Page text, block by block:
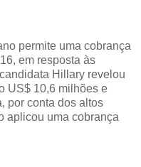
permite uma cobrança
em resposta às
Hillary revelou
US$ 10,6 milhões e
por conta dos altos
aplicou uma cobrança